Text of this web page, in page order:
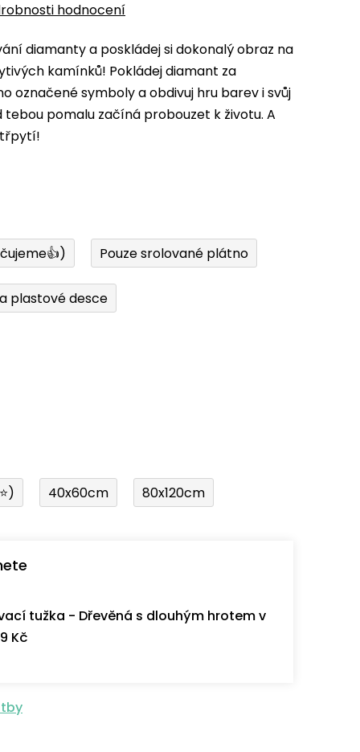
hodnocení
diamanty a poskládej si dokonalý obraz na
kamínků! Pokládej diamant za
označené symboly a obdivuj hru barev i svůj
pomalu začíná probouzet k životu. A
Pouze srolované plátno
plastové desce
40x60cm 80x120cm
tužka - Dřevěná s dlouhým hrotem v
Kč